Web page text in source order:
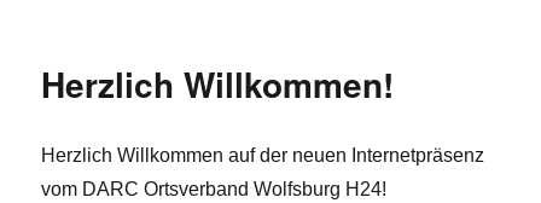
Herzlich Willkommen!
Herzlich Willkommen auf der neuen Internetpräsenz
vom DARC Ortsverband Wolfsburg H24!